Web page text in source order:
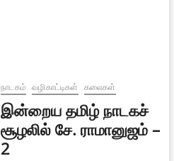
நாடகம் வழிகாட்டிகள் கலைகள்
இன்றைய தமிழ் நாடகச்
சூழலில் சே. ராமானுஜம் –
2